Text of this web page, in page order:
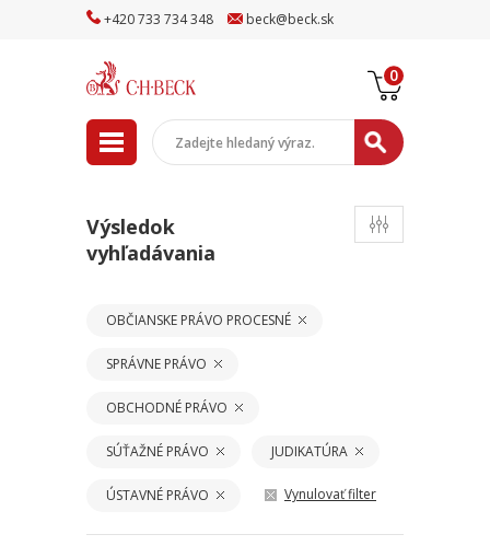
+420733 734348 beck@beck.sk
0
Výsledok
vyhľadávania
OBČIANSKE PRÁVO PROCESNÉ
SPRÁVNE PRÁVO
OBCHODNÉ PRÁVO
SÚŤAŽNÉ PRÁVO JUDIKATÚRA
ÚSTAVNÉ PRÁVO Vynulovať filter